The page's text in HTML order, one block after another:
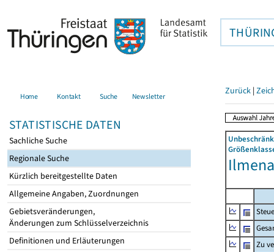
Home Kontakt Suche Newsletter
STATISTISCHE DATEN
Sachliche Suche
Regionale Suche
Kürzlich bereitgestellte Daten
Allgemeine Angaben, Zuordnungen
Gebietsveränderungen,
Änderungen zum Schlüsselverzeichnis
Definitionen und Erläuterungen
Zurück |
Zu